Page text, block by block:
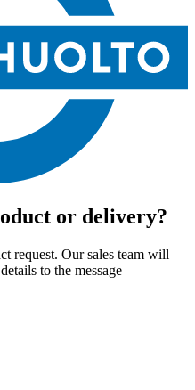
or delivery?
request. Our sales team will
to the message